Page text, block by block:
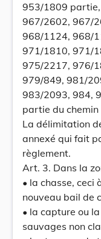
953/1809
967/2602, 967/
968/1124, 968/
971/1810, 971/
975/2217, 976/
979/849, 981/
983/2093, 984,
partie du
La délimitation
annexé qui fait
règlement.
Art. 3. Dans la
• la chasse, ceci
nouveau bail de
• la capture ou
sauvages non